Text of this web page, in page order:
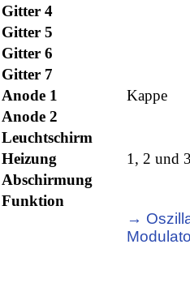
Gitter 4
Gitter 5
Gitter 6
Gitter 7
Anode 1
Kappe
Anode 2
Leuchtschirm
Heizung
1, 2 und
Abschirmung
Funktion
→